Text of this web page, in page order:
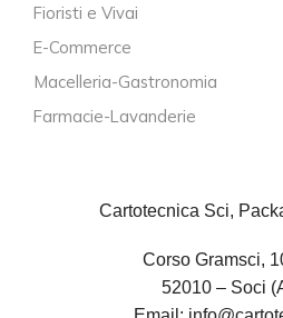
Fioristi e Vivai
E-Commerce
Macelleria-Gastronomia
Farmacie-Lavanderie
Cartotecnica Sci,
Corso Gramsci,
52010 – Soci